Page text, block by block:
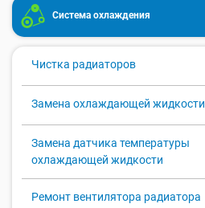
Система охлаждения
Чистка радиаторов
Замена охлаждающей жидкости
Замена датчика температуры
охлаждающей жидкости
Ремонт вентилятора радиатора